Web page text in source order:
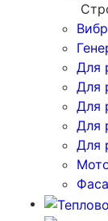
Для
Для
Для
Для
Для